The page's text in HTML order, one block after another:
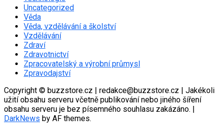
Uncategorized
Věda
Věda, vzdělávání a školství
Vzdělávání
Zdraví
Zdravotnictví
Zpracovatelský a výrobní průmysl
Zpravodajství
Copyright © buzzstore.cz | redakce@buzzstore.cz | Jakékoli
užití obsahu serveru včetně publikování nebo jiného šíření
obsahu serveru je bez písemného souhlasu zakázáno. |
DarkNews by AF themes.